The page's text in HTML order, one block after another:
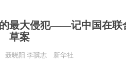
最大侵犯——记中国在联
草案
聂晓阳 李骥志 新华社